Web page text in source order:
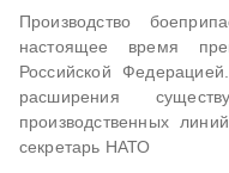
Производство
настоящее время
Российской
расширения
производственных
секретарь НАТО